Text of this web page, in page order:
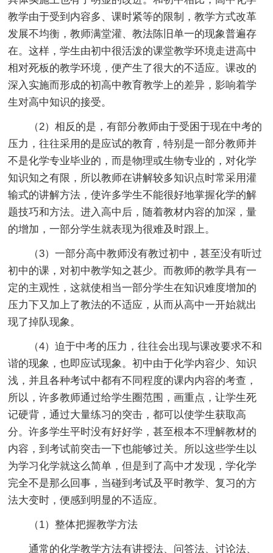
教学由于受到内容多、课时紧等的限制，教学方式改革
发展不均衡，教师满堂灌、教法陈旧单一的现象普遍存
在。这样，学生由初中很活泼的课堂教学环境走进高中
相对死板的教学环境，便产生了很大的不适应。课改的
深入实施而形成的初高中教育教学上的差异，影响着学
生对高中知识的接受。
（2）相反的是，有部分教师由于受困于现在中考的
压力，往往采用的是应试的教育，特别是一部分教师并
不是化学专业毕业的，而是物理或生物专业的，对化学
知识知之有限，所以教师在讲解较多知识点时常采用灌
输式的讲解方法，使许多学生不能很好地掌握化学的解
题技巧和方法。进入高中后，随着教材内容的加深，量
的增加，一部分学生就表现为很难及时跟上。
（3）一部分高中教师没有教过初中，甚至没有听过
初中的课，对初中教学知之甚少。而教师的教学具有一
定的主观性，这就使相当一部分学生在知识难度增加的
压力下又加上了教法的不适应，从而从高中一开始就出
现了掉队现象。
（4）迫于中考的压力，往往会出现与课改要求不和
谐的现象，也即应试现象。初中由于化学内容少、知识
浅，并且各种考试中都有不同程度的课内内容的考查，
所以，许多教师通过给学生圈范围，画重点，让学生死
记硬背，通过大量练习的突击，都可以使学生获取高
分。许多学生平时没有好好学，甚至根本不理解教材的
内容，到考试前突击一下也能够过关。所以这些学生以
为学习化学就这么简单，但是到了高中才发现，学化学
完全不是那么回事，当碰到考试及平时教学、复习的方
法大变时，便感到明显的不适应。
（1）整体把握教学方法
通常的化学教学方法有讲授法、问答法、讨论法、